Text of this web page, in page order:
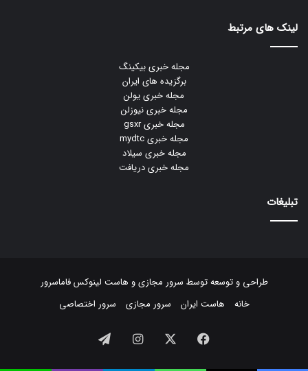
لینک های مرتبط
مجله خبری بیکینگ
برگزیده های ایران
مجله خبری یولن
مجله خبری نیوزلن
مجله خبری gsxr
مجله خبری mydtc
مجله خبری سیلاد
مجله خبری دریافت
تبلیغات
طراحی و توسعه توسط سرور مجازیو هاست لینوکسفاماسرور
خانه
هاست ایران سرور مجازی سرور اختصاصی
فیسبوک ایکس اینستاگرام